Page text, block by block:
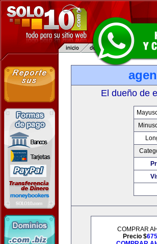
El dueño de
COMPRAR
Precio $